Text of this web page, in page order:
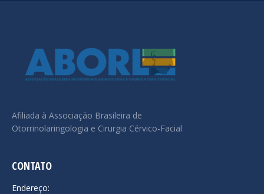
Afiliada à Associação Brasileira de
Otorrinolaringologia e Cirurgia Cérvico-Facial
CONTATO
Endereço: